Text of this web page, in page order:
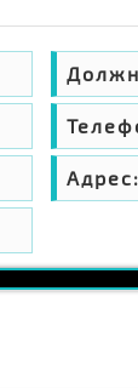
Адрес: